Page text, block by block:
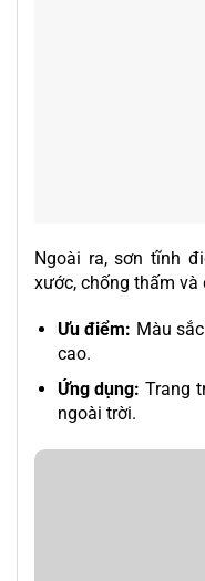
Ngoài ra, sơn tĩnh
xước, chống thấm và
Ưu điểm: Màu
cao.
Ứng dụng: Trang
ngoài trời.